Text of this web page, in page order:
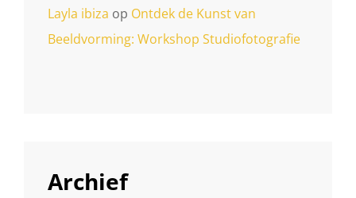
Layla ibiza op Ontdek de Kunst van
Beeldvorming: Workshop Studiofotografie
Archief